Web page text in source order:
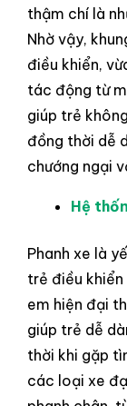
thậm chí là
Nhờ vậy,
điều khiển,
tác động từ
giúp trẻ
đồng thời dễ
chướng ngại
Hệ
Phanh xe là
trẻ điều
em hiện đại
giúp trẻ dễ
thời khi gặp
các loại xe